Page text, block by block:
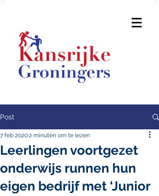
Post
Leerlingen voortgezet
onderwijs runnen hun
eigen bedrijf met ‘Junior
7 feb 20202 minuten om te lezen